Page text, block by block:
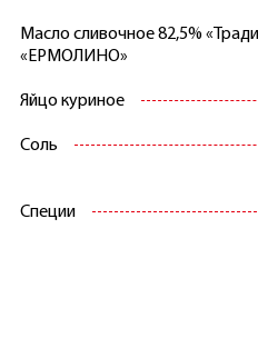
Масло сливочное 82,5%
«ЕРМОЛИНО»
Яйцо куриное
Соль
Специи